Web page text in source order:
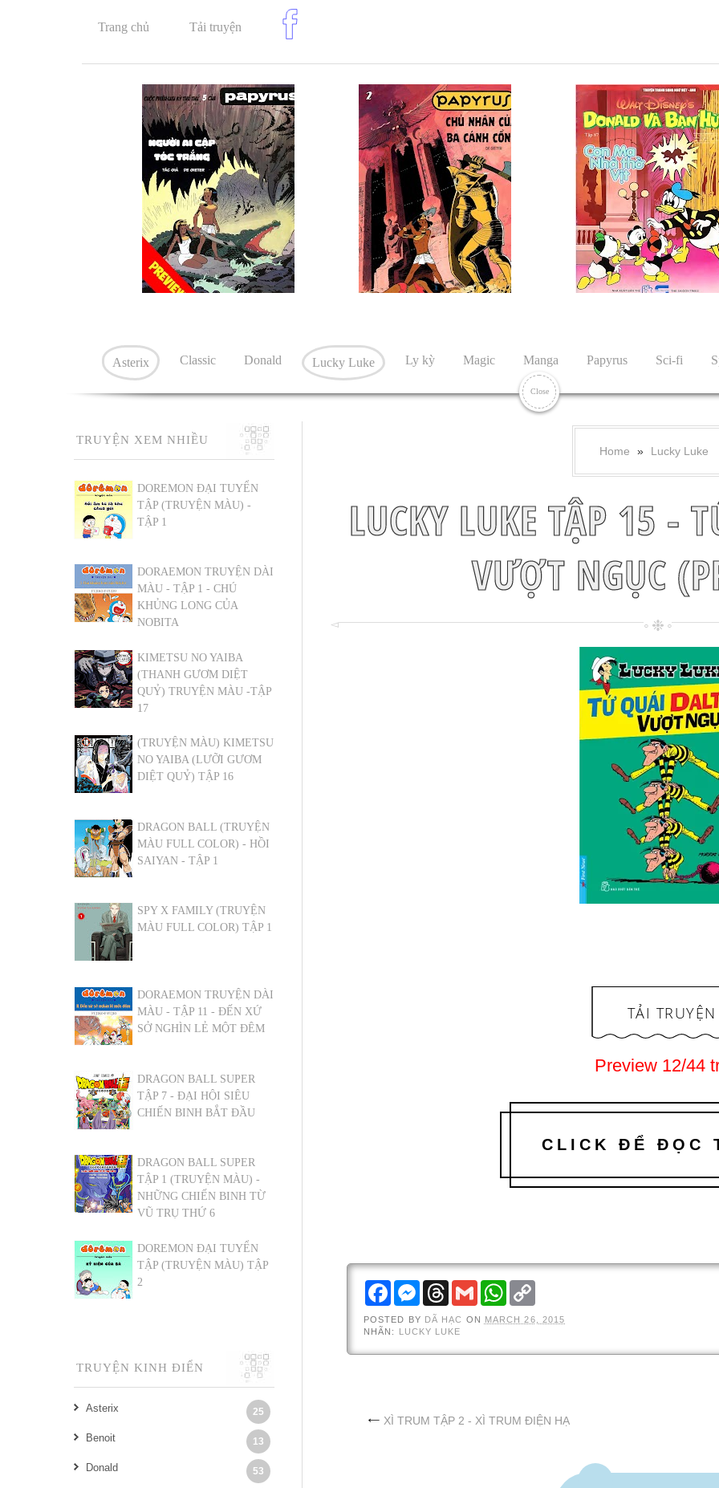
Trang chủ Tải truyện
Asterix Classic Donald Lucky Luke Ly kỳ Magic Manga Papyrus Sci-fi
Close
Home » Lucky Luke
LUCKY LUKE TẬP 15 -
VƯỢT NGỤC
TẢI TRUYỆN
Preview 12/44
CLICK ĐỂ ĐỌC
E
B
O
M
S
E
N
H
E
A
D
G
M
I
H
T
A
Y
I
POSTED BY DÃ HẠC ON MARCH 26, 2015
NHÃN:
LUCKY LUKE
XÌ TRUM TẬP 2 - XÌ TRUM ĐIỆN HẠ
TRUYỆN XEM NHIỀU
DOREMON ĐẠI TUYỂN
TẬP (TRUYỆN MÀU) -
TẬP 1
DORAEMON TRUYỆN DÀI
MÀU - TẬP 1 - CHÚ
KHỦNG LONG CỦA
NOBITA
KIMETSU NO YAIBA
(THANH GƯƠM DIỆT
QUỶ) TRUYỆN MÀU -TẬP
17
(TRUYỆN MÀU) KIMETSU
NO YAIBA (LƯỠI GƯƠM
DIỆT QUỶ) TẬP 16
DRAGON BALL (TRUYỆN
MÀU FULL COLOR) - HỒI
SAIYAN - TẬP 1
SPY X FAMILY (TRUYỆN
MÀU FULL COLOR) TẬP 1
DORAEMON TRUYỆN DÀI
MÀU - TẬP 11 - ĐẾN XỨ
SỞ NGHÌN LẺ MỘT ĐÊM
DRAGON BALL SUPER
TẬP 7 - ĐẠI HỘI SIÊU
CHIẾN BINH BẮT ĐẦU
DRAGON BALL SUPER
TẬP 1 (TRUYỆN MÀU) -
NHỮNG CHIẾN BINH TỪ
VŨ TRỤ THỨ 6
DOREMON ĐẠI TUYỂN
TẬP (TRUYỆN MÀU) TẬP
2
TRUYỆN KINH ĐIỂN
Asterix 25
Benoit 13
Donald 53